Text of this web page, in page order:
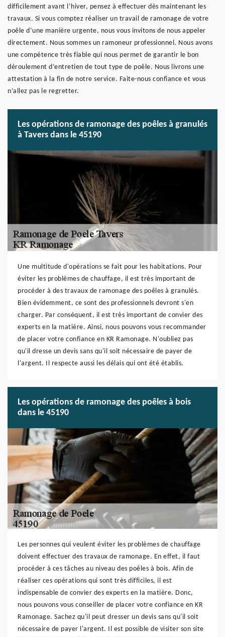
difficilement avant l’hiver, pensez à effectuer dès maintenant les
travaux. Si vous comptez réaliser un travail de ramonage de votre
poêle d’une manière urgente, nous vous invitons de nous appeler
directement. Nous sommes un ramoneur professionnel. Nous avons
une compétence très fiable qui nous permet de garantir le bon
déroulement d’entretien de tout type de poêle. Nous livrons une
attestation à la fin de notre service. Faite-nous confiance et vous
n’allez pas le regretter.
Les opérations de ramonage des poêles à granulés
à Tavers dans le 45190
Une multitude d'opérations se fait pour les habitations. Pour
éviter les problèmes de chauffage, il est très important de
procéder à des travaux de ramonage des poêles à granulés.
Bien évidemment, ce sont des professionnels devront s'en
charger. Par conséquent, il est très important de convier des
experts en la matière. Ainsi, nous pouvons vous recommander
de placer votre confiance en KR Ramonage. N'oubliez pas
qu'il dresse un devis sans qu'il soit nécessaire de payer de
l'argent. Il respecte aussi les délais qui ont été établis.
Les opérations de ramonage des poêles à bois
dans le 45190
Les personnes qui veulent éviter les problèmes de chauffage
doivent effectuer des travaux de ramonage. En effet, il faut
procéder à ces tâches au niveau des poêles à bois. Afin de
réaliser ces opérations qui sont très difficiles, il est
indispensable de convier des experts en la matière. Donc,
nous pouvons vous conseiller de placer votre confiance en KR
Ramonage. Sachez qu'il peut dresser un devis sans qu'il soit
nécessaire de payer l'argent. Il est possible de visiter son site